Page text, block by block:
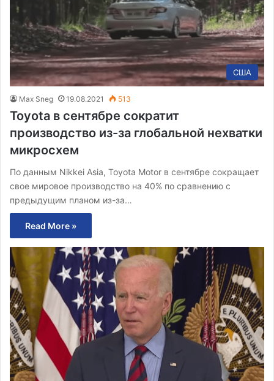
США
Max Sneg 19.08.2021 513
Toyota в сентябре сократит
производство из-за глобальной нехватки
микросхем
По данным Nikkei Asia, Toyota Motor в сентябре сокращает
свое мировое производство на 40% по сравнению с
предыдущим планом из-за…
Read More »